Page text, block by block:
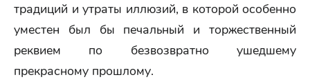
традиций и утраты иллюзий, в которой особенно
уместен был бы печальный и торжественный
реквием по безвозвратно ушедшему
прекрасному прошлому.